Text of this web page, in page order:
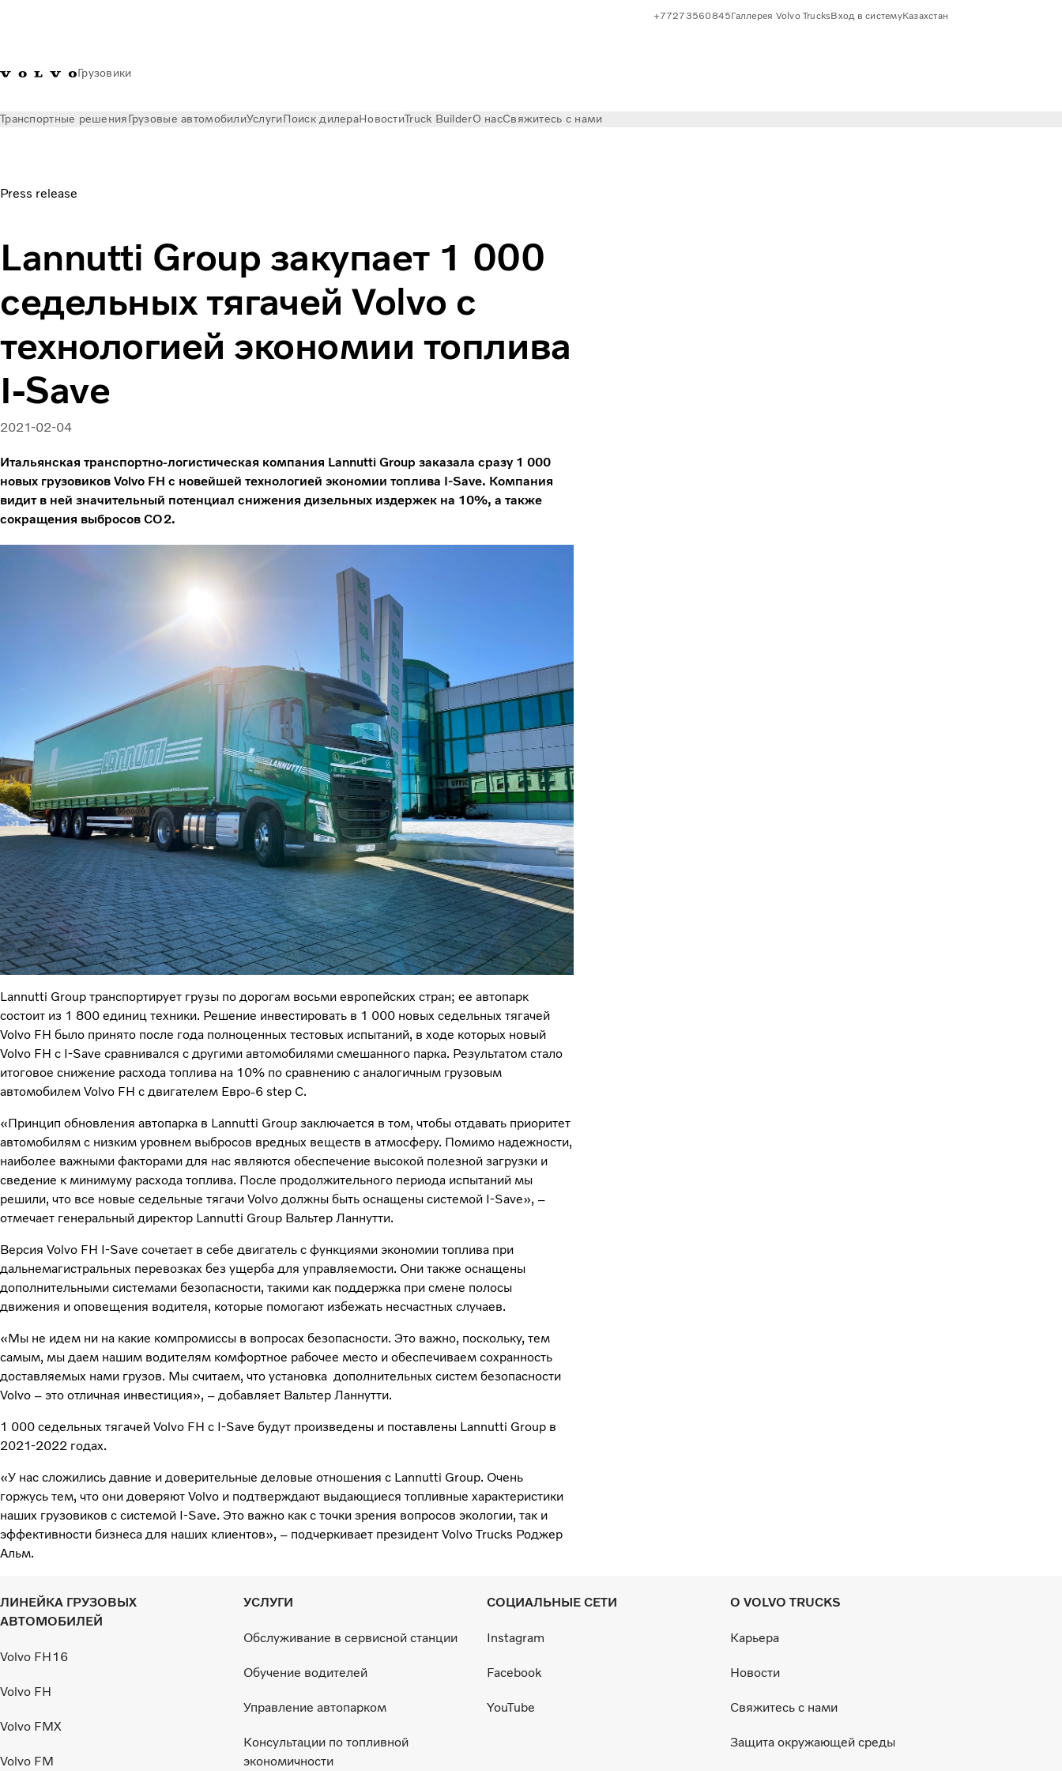
Грузовики
+77273560845Галлерея Volvo TrucksВход в системуКазахстан
Транспортные решенияГрузовые автомобилиУслугиПоиск дилераНовостиTruck BuilderО насСвяжитесь с нами
Press release
Lannutti Group закупает 1 000
седельных тягачей Volvo с
технологией экономии топлива
I-Save
2021-02-04
Итальянская транспортно-логистическая компания Lannutti Group заказала сразу 1 000
новых грузовиков Volvo FH с новейшей технологией экономии топлива I-Save. Компания
видит в ней значительный потенциал снижения дизельных издержек на 10%, а также
сокращения выбросов CO2.
Lannutti Group транспортирует грузы по дорогам восьми европейских стран; ее автопарк
состоит из 1 800 единиц техники. Решение инвестировать в 1 000 новых седельных тягачей
Volvo FH было принято после года полноценных тестовых испытаний, в ходе которых новый
Volvo FH с I-Save сравнивался с другими автомобилями смешанного парка. Результатом стало
итоговое снижение расхода топлива на 10% по сравнению с аналогичным грузовым
автомобилем Volvo FH с двигателем Eвро-6 step C.
«Принцип обновления автопарка в Lannutti Group заключается в том, чтобы отдавать приоритет
автомобилям с низким уровнем выбросов вредных веществ в атмосферу. Помимо надежности,
наиболее важными факторами для нас являются обеспечение высокой полезной загрузки и
сведение к минимуму расхода топлива. После продолжительного периода испытаний мы
решили, что все новые седельные тягачи Volvo должны быть оснащены системой I-Save», –
отмечает генеральный директор Lannutti Group Вальтер Ланнутти.
Версия Volvo FH I-Save сочетает в себе двигатель с функциями экономии топлива при
дальнемагистральных перевозках без ущерба для управляемости. Они также оснащены
дополнительными системами безопасности, такими как поддержка при смене полосы
движения и оповещения водителя, которые помогают избежать несчастных случаев.
«Мы не идем ни на какие компромиссы в вопросах безопасности. Это важно, поскольку, тем
самым, мы даем нашим водителям комфортное рабочее место и обеспечиваем сохранность
доставляемых нами грузов. Мы считаем, что установка дополнительных систем безопасности
Volvo – это отличная инвестиция», – добавляет Вальтер Ланнутти.
1 000 седельных тягачей Volvo FH с I-Save будут произведены и поставлены Lannutti Group в
2021-2022 годах.
«У нас сложились давние и доверительные деловые отношения с Lannutti Group. Очень
горжусь тем, что они доверяют Volvo и подтверждают выдающиеся топливные характеристики
наших грузовиков с системой I-Save. Это важно как с точки зрения вопросов экологии, так и
эффективности бизнеса для наших клиентов», – подчеркивает президент Volvo Trucks Роджер
Альм.
ЛИНЕЙКА ГРУЗОВЫХ
АВТОМОБИЛЕЙ
Volvo FH16
Volvo FH
Volvo FMX
Volvo FM
УСЛУГИ
Обслуживание в сервисной станции
Обучение водителей
Управление автопарком
Консультации по топливной
экономичности
СОЦИАЛЬНЫЕ СЕТИ
Instagram
Facebook
YouTube
О VOLVO TRUCKS
Карьера
Новости
Свяжитесь с нами
Защита окружающей среды